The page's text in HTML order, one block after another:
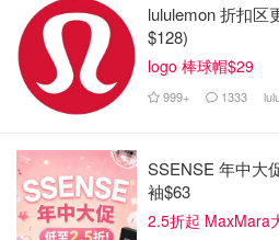
他们的一些要求很及时，比如审
的增长，我陪他们看了更多的医
术，如 Netflix 和 iPhone。尽管我
英语不好的人的偏见。有一次，
的办公室，前台人员对我和母亲
我于 2010 年大学毕业，2015 年
己的第一个孩子，初为人父人母
和未了的情怀。我开始接受自己
lululemon 折扣区
$128)
logo 棒球帽$29
999+ 1333
SSENSE 年中大
袖$63
2.5折起 MaxMara